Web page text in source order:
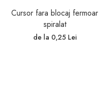
Cursor fara blocaj fermoar
spiralat
de la 0,25 Lei